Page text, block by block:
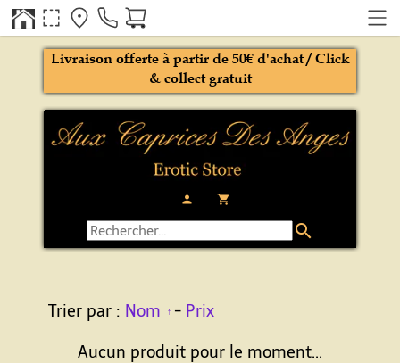
person local_grocery_store
Livraison offerte à partir de 50€ d'achat / Click
& collect gratuit
search
Trier par : Nom - Prix
Aucun produit pour le moment...